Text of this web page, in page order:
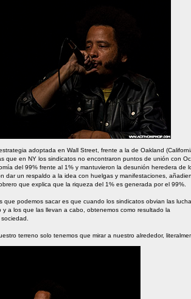
adoptada en Wall Street, frente a la de Oakland
que en NY los sindicatos no encontraron puntos de unión con
del 99% frente al 1% y mantuvieron la desunión heredera de
dar un respaldo a la idea con huelgas y manifestaciones,
que explica que la riqueza del 1% es generada por el 99%.
que podemos sacar es que cuando los sindicatos obvian las
y a los que las llevan a cabo, obtenemos como resultado la
terreno solo tenemos que mirar a nuestro alrededor,